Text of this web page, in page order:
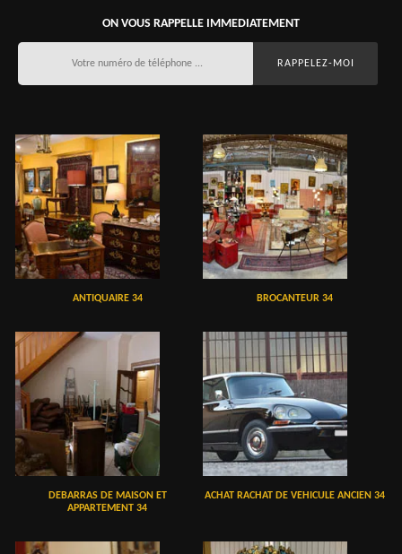
ON VOUS RAPPELLE IMMEDIATEMENT
ANTIQUAIRE 34 BROCANTEUR 34
DEBARRAS DE MAISON ET
APPARTEMENT 34
ACHAT RACHAT DE VEHICULE ANCIEN 34